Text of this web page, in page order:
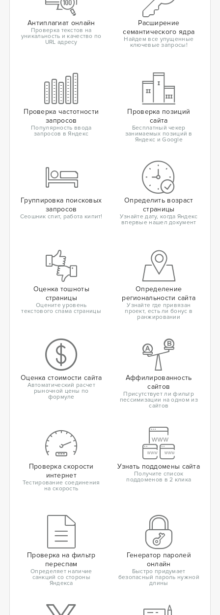
Антиплагиат онлайн
Проверка текстов на
уникальность и качество по
URL адресу
Расширение
семантического ядра
Найдем все упущенные
ключевые запросы!
Проверка частотности
запросов
Популярность ввода
запросов в Яндекс
Проверка позиций
сайта
Бесплатный чекер
занимаемых позиций в
Яндекс и Google
Группировка поисковых
запросов
Сеошник спит, работа кипит!
Определить возраст
страницы
Узнайте дату, когда Яндекс
впервые нашел документ
Оценка тошноты
страницы
Оцените уровень
текстового спама страницы
Определение
региональности сайта
Узнайте где привязан
проект, есть ли бонус в
ранжировании
Оценка стоимости сайта
Автоматический расчет
рыночной цены по
формуле
Аффилированность
сайтов
Присутствует ли фильтр
пессимизации на одном из
сайтов
Проверка скорости
интернет
Тестирование соединения
на скорость
Узнать поддомены сайта
Получите список
поддоменов в 2 клика
Проверка на фильтр
переспам
Определяет наличие
санкций со стороны
Яндекса
Генератор паролей
онлайн
Быстро придумает
безопасный пароль нужной
длины